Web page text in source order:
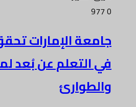
0
جامعة الإمارات
في التعلم عن بُعد
والطوارئ